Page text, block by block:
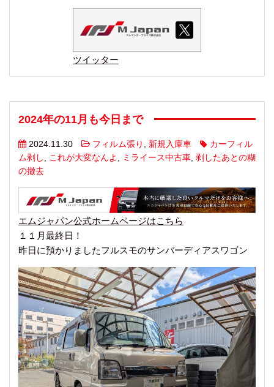
ツイッター
2024年の11月も今日まで
2024.11.30 フィルム張り 新規入庫車
カーフィル
ム剥し
これが大変なんよ ミライース中古車 剥したあとの糊
の撤去
エムジャパン公式ホームページはこちら
１１月最終日！
昨日に預かりましたフルスモのサンバーディアスワゴン